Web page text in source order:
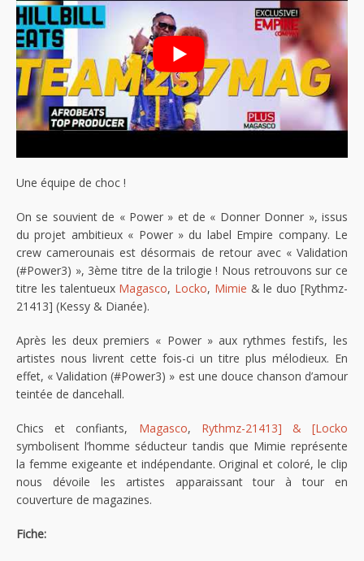
Une équipe de choc !
On se souvient de « Power » et de « Donner Donner », issus
du projet ambitieux « Power » du label Empire company. Le
crew camerounais est désormais de retour avec « Validation
(#Power3) », 3ème titre de la trilogie ! Nous retrouvons sur ce
titre les talentueux Magasco, Locko, Mimie & le duo [Rythmz-
21413] (Kessy & Dianée).
Après les deux premiers « Power » aux rythmes festifs, les
artistes nous livrent cette fois-ci un titre plus mélodieux. En
effet, « Validation (#Power3) » est une douce chanson d’amour
teintée de dancehall.
Chics et confiants, Magasco, Rythmz-21413] & [Locko
symbolisent l’homme séducteur tandis que Mimie représente
la femme exigeante et indépendante. Original et coloré, le clip
nous dévoile les artistes apparaissant tour à tour en
couverture de magazines.
Fiche: